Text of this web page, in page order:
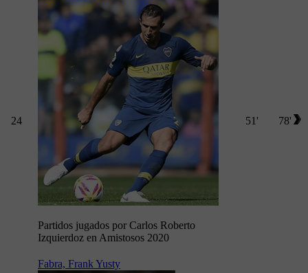
24
Partidos jugados por Carlos Roberto
Izquierdoz en Amistosos 2020
51' 78'
Fabra, Frank Yusty